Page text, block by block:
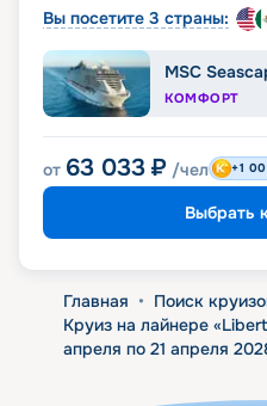
Вы посетите 3 страны:
MSC
КОМФОРТ
от 63 033 ₽ /чел +1
Выбрать
Главная • Поиск
Круиз на лайнере
апреля по 21 апреля